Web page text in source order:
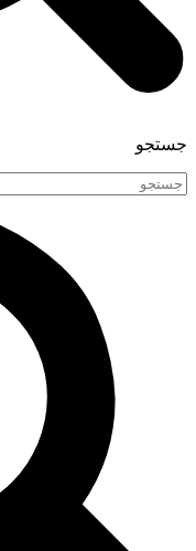
جستجو